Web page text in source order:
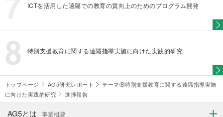
ICTを活用した遠隔での教育の質向上のためのプログラム開発
特別支援教育に関する遠隔指導実施に向けた実践的研究
トップページ AG5研究レポート
テーマ⑧特別支援教育に関する遠隔指導実施
に向けた実践的研究
進捗報告
AG5とは 事業概要